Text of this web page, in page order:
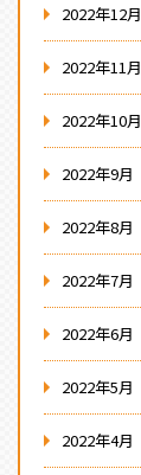
2022年12月
2022年11月
2022年10月
2022年9月
2022年8月
2022年7月
2022年6月
2022年5月
2022年4月